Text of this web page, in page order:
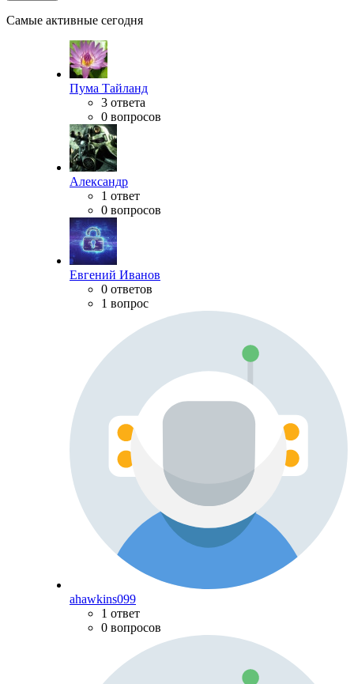
Самые активные сегодня
Пума Тайланд
3 ответа
0 вопросов
Александр
1 ответ
0 вопросов
Евгений Иванов
0 ответов
1 вопрос
ahawkins099
1 ответ
0 вопросов